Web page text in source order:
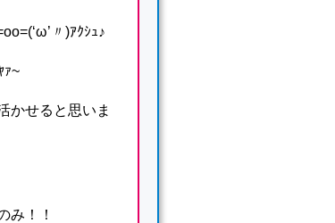
〃)ｱｸｼｭ♪
ｧ~
かせると思いま
み！！